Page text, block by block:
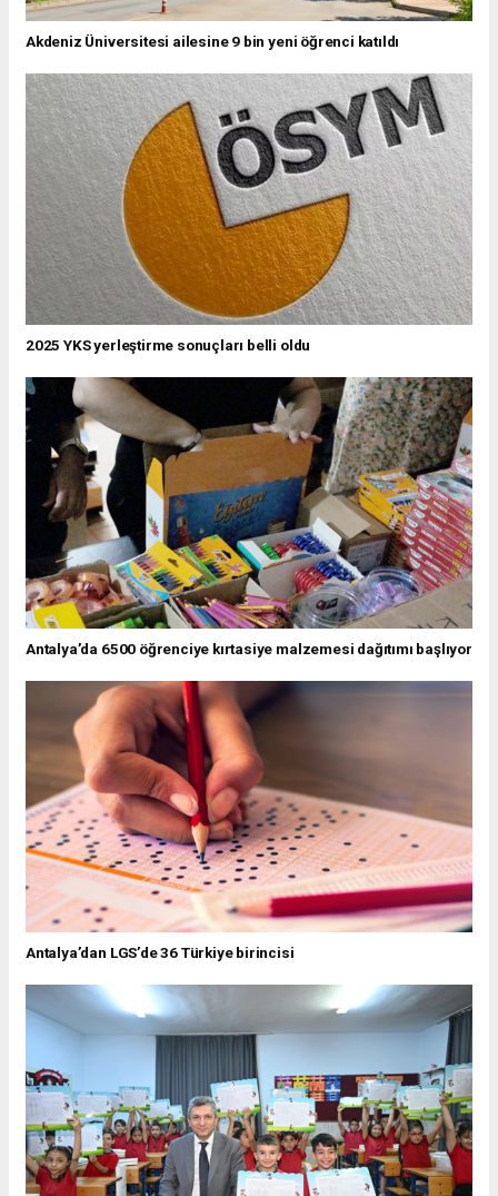
Akdeniz Üniversitesi ailesine 9 bin yeni öğrenci katıldı
2025 YKS yerleştirme sonuçları belli oldu
Antalya’da 6500 öğrenciye kırtasiye malzemesi dağıtımı başlıyor
Antalya’dan LGS’de 36 Türkiye birincisi